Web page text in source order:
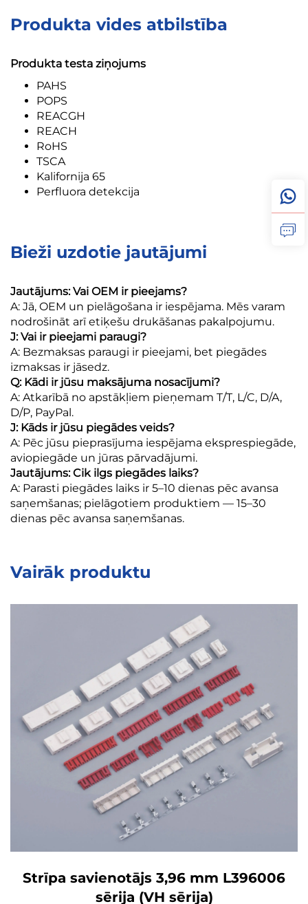
Produkta vides atbilstība
Produkta testa ziņojums
PAHS
POPS
REACGH
REACH
RoHS
TSCA
Kalifornija 65
Perfluora detekcija
Bieži uzdotie jautājumi
Jautājums: Vai OEM ir pieejams?
A: Jā, OEM un pielāgošana ir iespējama. Mēs varam
nodrošināt arī etiķešu drukāšanas pakalpojumu.
J: Vai ir pieejami paraugi?
A: Bezmaksas paraugi ir pieejami, bet piegādes
izmaksas ir jāsedz.
Q: Kādi ir jūsu maksājuma nosacījumi?
A: Atkarībā no apstākļiem pieņemam T/T, L/C, D/A,
D/P, PayPal.
J: Kāds ir jūsu piegādes veids?
A: Pēc jūsu pieprasījuma iespējama eksprespiegāde,
aviopiegāde un jūras pārvadājumi.
Jautājums: Cik ilgs piegādes laiks?
A: Parasti piegādes laiks ir 5–10 dienas pēc avansa
saņemšanas; pielāgotiem produktiem — 15–30
dienas pēc avansa saņemšanas.
Vairāk produktu
Strīpa savienotājs 3,96 mm L396006
sērija (VH sērija)